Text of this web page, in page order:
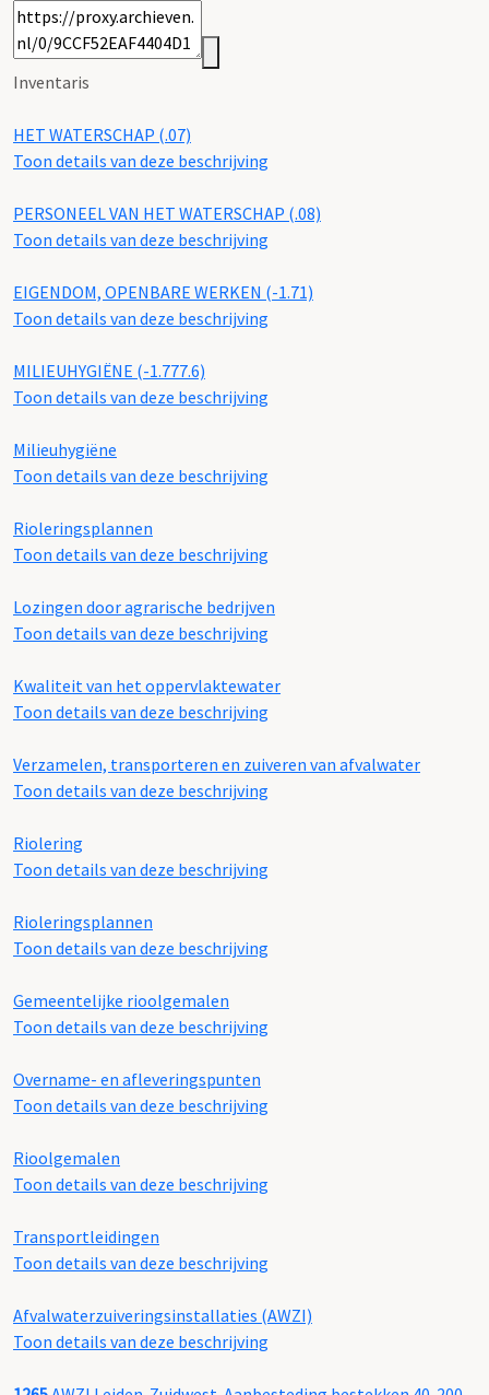
Inventaris
HET WATERSCHAP (.07)
Toon details van deze beschrijving
PERSONEEL VAN HET WATERSCHAP (.08)
Toon details van deze beschrijving
EIGENDOM, OPENBARE WERKEN (-1.71)
Toon details van deze beschrijving
MILIEUHYGIËNE (-1.777.6)
Toon details van deze beschrijving
Milieuhygiëne
Toon details van deze beschrijving
Rioleringsplannen
Toon details van deze beschrijving
Lozingen door agrarische bedrijven
Toon details van deze beschrijving
Kwaliteit van het oppervlaktewater
Toon details van deze beschrijving
Verzamelen, transporteren en zuiveren van afvalwater
Toon details van deze beschrijving
Riolering
Toon details van deze beschrijving
Rioleringsplannen
Toon details van deze beschrijving
Gemeentelijke rioolgemalen
Toon details van deze beschrijving
Overname- en afleveringspunten
Toon details van deze beschrijving
Rioolgemalen
Toon details van deze beschrijving
Transportleidingen
Toon details van deze beschrijving
Afvalwaterzuiveringsinstallaties (AWZI)
Toon details van deze beschrijving